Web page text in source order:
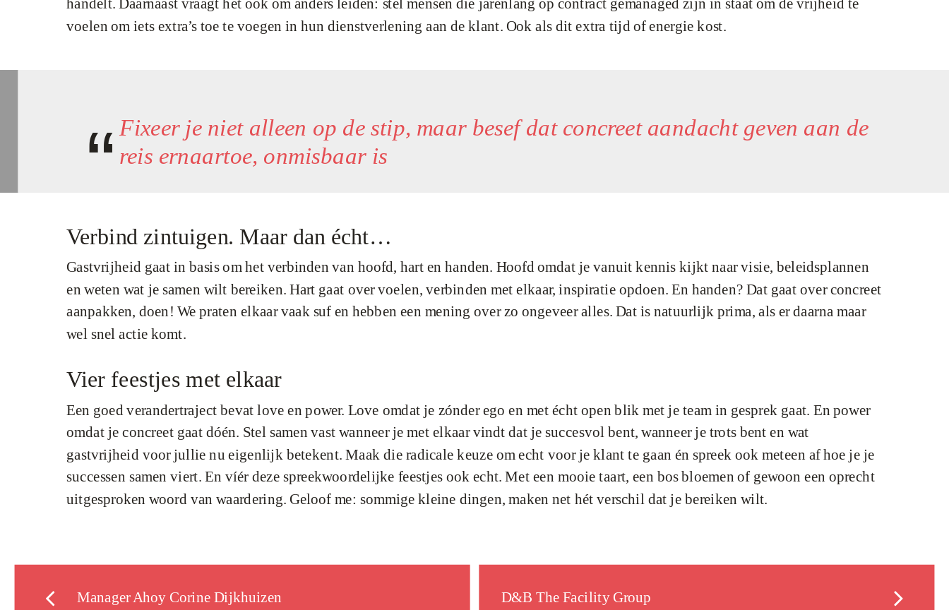
voelen om iets extra’s toe te voegen in hun dienstverlening aan de klant. Ook als dit extra tijd of energie kost.
Fixeer je niet alleen op de stip, maar besef dat concreet aandacht geven aan de
reis ernaartoe, onmisbaar is
Verbind zintuigen. Maar dan écht…
Gastvrijheid gaat in basis om het verbinden van hoofd, hart en handen. Hoofd omdat je vanuit kennis kijkt naar visie, beleidsplannen
en weten wat je samen wilt bereiken. Hart gaat over voelen, verbinden met elkaar, inspiratie opdoen. En handen? Dat gaat over concreet
aanpakken, doen! We praten elkaar vaak suf en hebben een mening over zo ongeveer alles. Dat is natuurlijk prima, als er daarna maar
wel snel actie komt.
Vier feestjes met elkaar
Een goed verandertraject bevat love en power. Love omdat je zónder ego en met écht open blik met je team in gesprek gaat. En power
omdat je concreet gaat dóén. Stel samen vast wanneer je met elkaar vindt dat je succesvol bent, wanneer je trots bent en wat
gastvrijheid voor jullie nu eigenlijk betekent. Maak die radicale keuze om echt voor je klant te gaan én spreek ook meteen af hoe je je
successen samen viert. En víér deze spreekwoordelijke feestjes ook echt. Met een mooie taart, een bos bloemen of gewoon een oprecht
uitgesproken woord van waardering. Geloof me: sommige kleine dingen, maken net hét verschil dat je bereiken wilt.
Manager Ahoy Corine Dijkhuizen D&B The Facility Group